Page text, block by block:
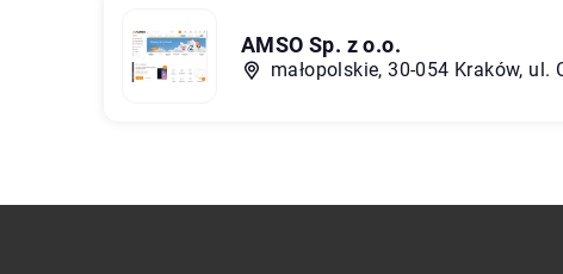
AMSO Sp. z o.o.
małopolskie, 30-054 Kraków, ul.